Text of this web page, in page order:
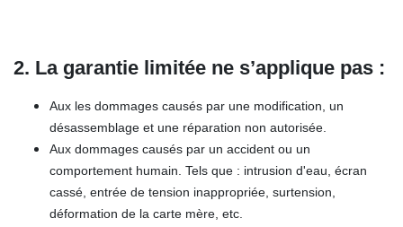
2. La garantie limitée ne s’applique pas :
Aux les dommages causés par une modification, un
désassemblage et une réparation non autorisée.
Aux dommages causés par un accident ou un
comportement humain. Tels que : intrusion d'eau, écran
cassé, entrée de tension inappropriée, surtension,
déformation de la carte mère, etc.